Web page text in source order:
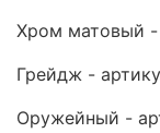
Хром матовый -
Грейдж -
Оружейный -